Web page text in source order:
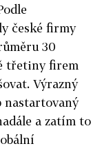
české firmy
30
třetiny firem
Výrazný
nastartovaný
a zatím to